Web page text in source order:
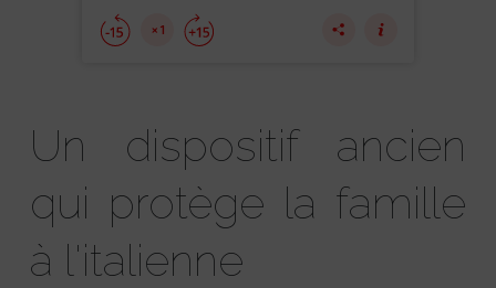
Un dispositif ancien
qui protège la famille
à l'italienne